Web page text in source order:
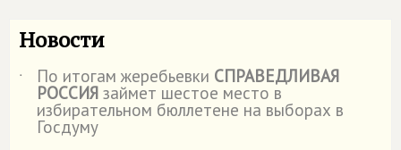
Новости
˙ По итогам жеребьевки СПРАВЕДЛИВАЯ
РОССИЯ займет шестое место в
избирательном бюллетене на выборах в
Госдуму